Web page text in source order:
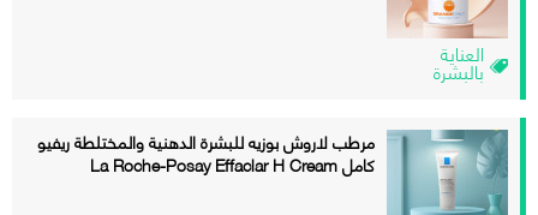
العناية
بالبشرة
مرطب لاروش بوزيه للبشرة الدهنية والمختلطة ريفيو
كامل La Roche-Posay Effaclar H Cream